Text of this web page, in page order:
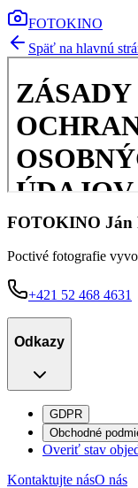
FOTOKINO
Späť na hlavnú
FOTOKINO Ján
Poctivé fotografie
+421 52 468 4631
Odkazy
GDPR
Obchodné
Overiť stav
Kontaktujte násO nás